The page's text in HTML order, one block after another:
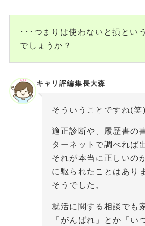
･･･つまりは使わないと損とい
でしょうか？
キャリ評編集長大森
そういうことですね(笑)
適正診断や、履歴書の
ターネットで調べれば
それが本当に正しいの
に駆られたことはあり
そうでした。
就活に関する相談でも
「がんばれ」とか「い